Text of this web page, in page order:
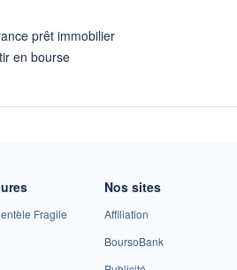
prêt immobilier
en bourse
Fragile
Nos sites
Affiliation
BoursoBank